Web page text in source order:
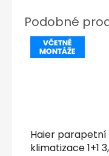
Haier parapetní
klimatizace 1+1